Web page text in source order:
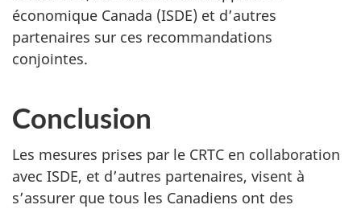
économique Canada (ISDE) et d’autres
partenaires sur ces recommandations
conjointes.
Conclusion
Les mesures prises par le CRTC en collaboration
avec ISDE, et d’autres partenaires, visent à
s’assurer que tous les Canadiens ont des